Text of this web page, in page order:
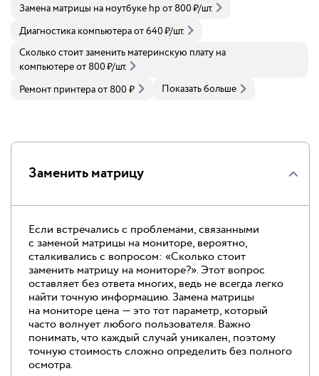
Замена матрицы на ноутбуке hpот 800₽/шт.
Диагностика компьютераот640₽/шт.
Сколько стоит заменить материнскую плату на
компьютереот 800₽/шт.
Ремонт принтераот 800₽ Показать больше
Заменить матрицу
Если встречались с проблемами, связанными
с заменой матрицы на мониторе, вероятно,
сталкивались с вопросом: «Сколько стоит
заменить матрицу на мониторе?». Этот вопрос
оставляет без ответа многих, ведь не всегда легко
найти точную информацию. Замена матрицы
на мониторе цена — это тот параметр, который
часто волнует любого пользователя. Важно
понимать, что каждый случай уникален, поэтому
точную стоимость сложно определить без полного
осмотра.